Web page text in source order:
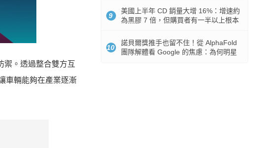
禦。透過整合雙方互
車輛能夠在產業逐漸
9
美國上半年 CD 銷量大增 16%：增速約
為黑膠 7 倍，但購買者有一半以上根本
10
諾貝爾獎推手也留不住！從 AlphaFold
團隊解體看 Google 的焦慮：為何明星